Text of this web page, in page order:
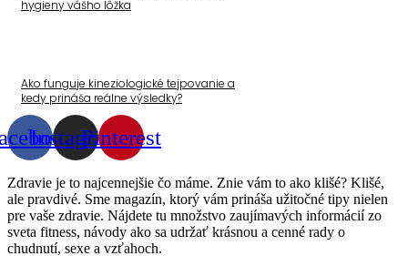
hygieny vášho lôžka
Ako funguje kineziologické tejpovanie a
kedy prináša reálne výsledky?
InstagramPinterest
Zdravie je to najcennejšie čo máme. Znie vám to ako klišé? Klišé,
ale pravdivé. Sme magazín, ktorý vám prináša užitočné tipy nielen
pre vaše zdravie. Nájdete tu množstvo zaujímavých informácií zo
sveta fitness, návody ako sa udržať krásnou a cenné rady o
chudnutí, sexe a vzťahoch.